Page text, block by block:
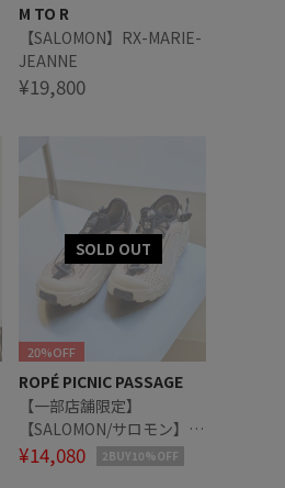
M TO R
【SALOMON】RX-MARIE-
JEANNE
¥19,800
20%OFF
ROPÉ PICNIC PASSAGE
【一部店舗限定】
【SALOMON/サロモン】
SOLAMPHIBIAN
¥14,080 2BUY10%OFF